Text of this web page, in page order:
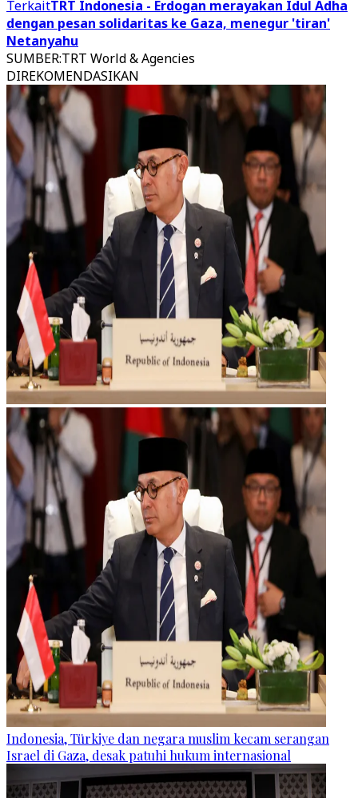
TerkaitTRT Indonesia - Erdogan merayakan Idul Adha
dengan pesan solidaritas ke Gaza, menegur 'tiran'
Netanyahu
SUMBER:TRT World & Agencies
DIREKOMENDASIKAN
Indonesia, Türkiye dan negara muslim kecam serangan
Israel di Gaza, desak patuhi hukum internasional